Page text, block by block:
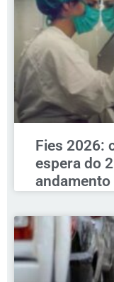
Fies 2026:
espera do
andamento